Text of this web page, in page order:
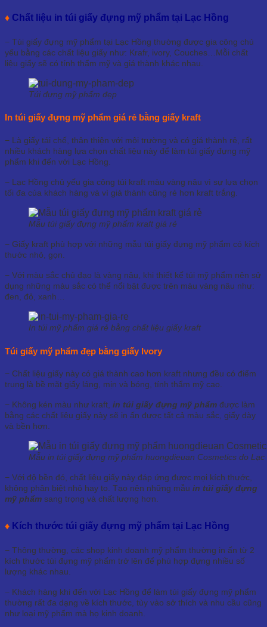
♦ Chất liệu in túi giấy đựng mỹ phẩm tại Lạc Hồng
− Túi giấy đựng mỹ phẩm tại Lạc Hồng thường được gia công chủ
yếu bằng các chất liệu giấy như: Krafr, ivory, Couches…Mỗi chất
liệu giấy sẽ có tính thẩm mỹ và giá thành khác nhau.
Túi đựng mỹ phẩm đẹp
In túi giấy đựng mỹ phẩm giá rẻ bằng giấy kraft
− Là giấy tái chế, thân thiện với môi trường và có giá thành rẻ, rất
nhiều khách hàng lựa chọn chất liệu này để làm túi giấy đựng mỹ
phẩm khi đến với Lạc Hồng.
− Lạc Hồng chủ yếu gia công túi kraft màu vàng nâu vì sự lựa chọn
tối đa của khách hàng và vì giá thành cũng rẻ hơn kraft trắng.
Mẫu túi giấy đựng mỹ phẩm kraft giá rẻ
− Giấy kraft phù hợp với những mẫu túi giấy đựng mỹ phẩm có kích
thước nhỏ, gọn.
− Với màu sắc chủ đạo là vàng nâu, khi thiết kế túi mỹ phẩm nên sử
dụng những màu sắc có thể nổi bật được trên màu vàng nâu như:
đen, đỏ, xanh…
In túi mỹ phẩm giá rẻ bằng chất liệu giấy kraft
Túi giấy mỹ phẩm đẹp bằng giấy Ivory
− Chất liệu giấy này có giá thành cao hơn kraft nhưng đều có điểm
trung là bề mặt giấy láng, mịn và bóng, tính thẩm mỹ cao.
− Không kén màu như kraft, in túi giấy đựng mỹ phẩm được làm
bằng các chất liệu giấy này sẽ in ấn được tất cả màu sắc, giấy dày
và bền hơn.
Mẫu in túi giấy đựng mỹ phẩm huongdieuan Cosmetics do
− Với độ bền đó, chất liệu giấy này đáp ứng được mọi kích thước,
không phân biệt nhỏ hay to. Tạo nên những mẫu in túi giấy đựng
mỹ phẩm sang trọng và chất lượng hơn.
♦ Kích thước túi giấy đựng mỹ phẩm tại Lạc Hồng
− Thông thường, các shop kinh doanh mỹ phẩm thường in ấn từ 2
kích thước túi đựng mỹ phẩm trở lên để phù hợp đựng nhiều số
lượng khác nhau.
− Khách hàng khi đến với Lạc Hồng để làm túi giấy đựng mỹ phẩm
thường rất đa dạng về kích thước, tùy vào sở thích và nhu cầu cũng
như loại mỹ phẩm mà họ kinh doanh.